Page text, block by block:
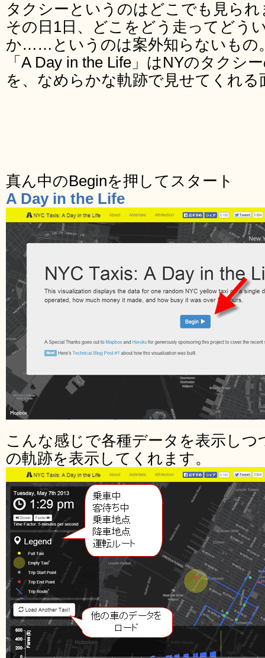
タクシーというのはどこでも見ら
その日1日、どこをどう走ってどう
か……というのは案外知らないもの
「A Day in the Life」はNYのタクシ
を、なめらかな軌跡で見せてくれ
真ん中のBeginを押してスタート
A Day in the Life
こんな感じで各種データを表示し
の軌跡を表示してくれます。